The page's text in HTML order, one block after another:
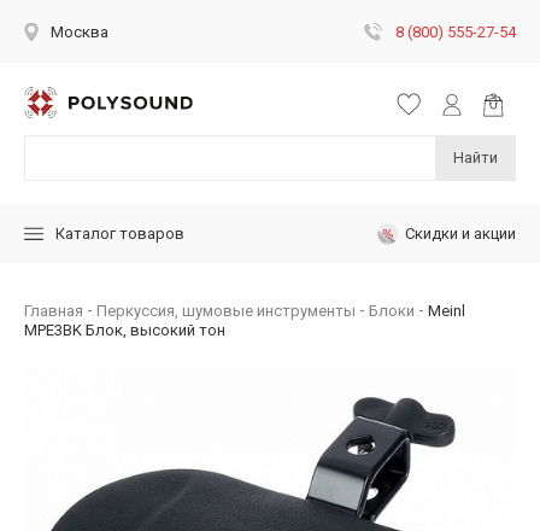
Москва 8 (800) 555-27-54
Найти
Каталог товаров Скидки и акции
Главная Перкуссия, шумовые инструменты Блоки
Meinl
MPE3BK Блок, высокий тон